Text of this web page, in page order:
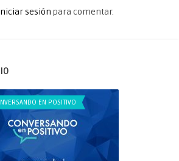
sesión para comentar.
EN POSITIVO